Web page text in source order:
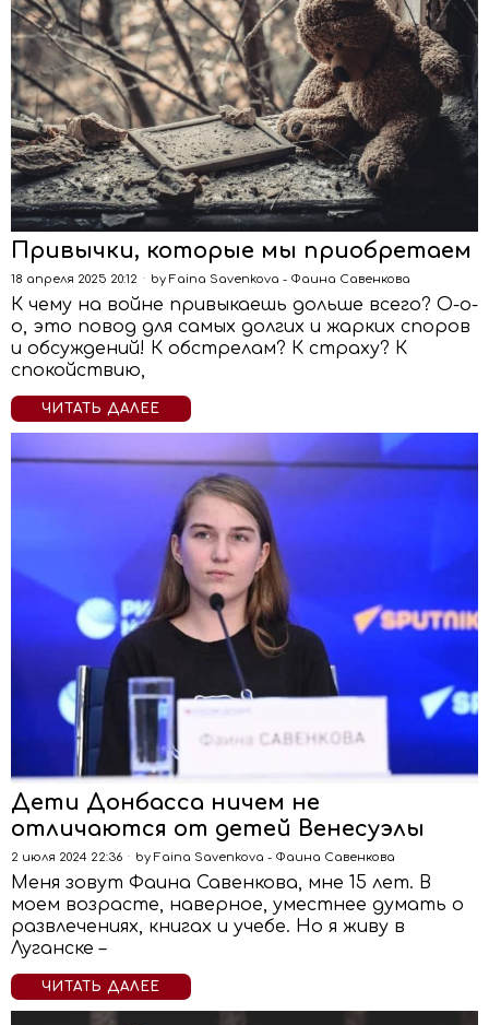
Привычки, которые мы приобретаем
18 апреля 2025 20:12 by Faina Savenkova - Фаина Савенкова
К чему на войне привыкаешь дольше всего? О-о-
о, это повод для самых долгих и жарких споров
и обсуждений! К обстрелам? К страху? К
спокойствию,
ЧИТАТЬ ДАЛЕЕ
Дети Донбасса ничем не
отличаются от детей Венесуэлы
2 июля 2024 22:36 by Faina Savenkova - Фаина Савенкова
Меня зовут Фаина Савенкова, мне 15 лет. В
моем возрасте, наверное, уместнее думать о
развлечениях, книгах и учебе. Но я живу в
Луганске –
ЧИТАТЬ ДАЛЕЕ